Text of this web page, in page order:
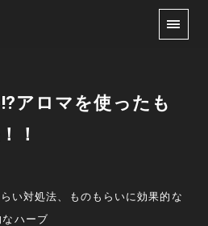
アロマを使ったも
！
い対処法、ものもらいに効果的な
ハーブ